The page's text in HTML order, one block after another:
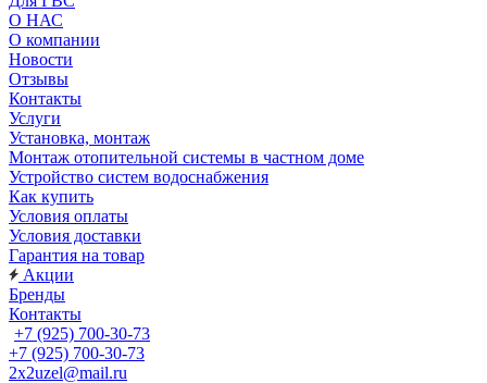
О НАС
О компании
Новости
Отзывы
Контакты
Услуги
Установка, монтаж
Монтаж отопительной системы в частном доме
Устройство систем водоснабжения
Как купить
Условия оплаты
Условия доставки
Гарантия на товар
Акции
Бренды
Контакты
+7 (925) 700-30-73
+7 (925) 700-30-73
2x2uzel@mail.ru